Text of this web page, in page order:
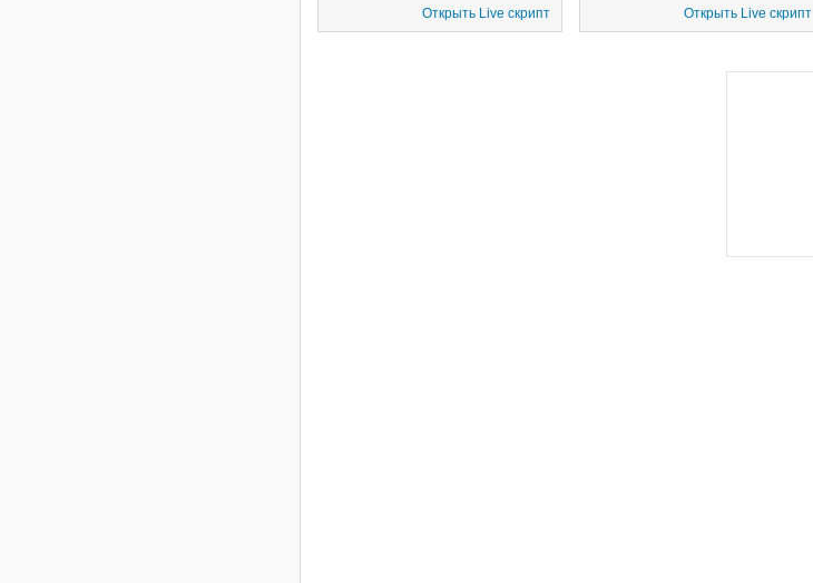
Открыть Live скрипт
массивов ячеек входными
параметрами.
Открыть Live скрипт